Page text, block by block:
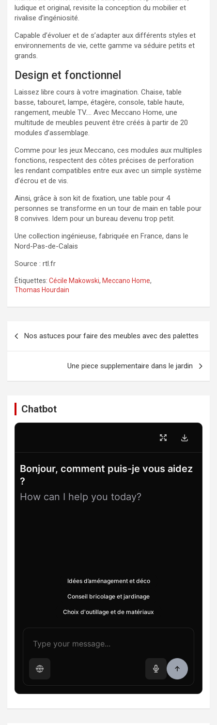
ludique et original, revisite la conception du mobilier et
rivalise d’ingéniosité.
Capable d’évoluer et de s’adapter aux différents styles et
environnements de vie, cette gamme va séduire petits et
grands.
Design et fonctionnel
Laissez libre cours à votre imagination. Chaise, table
basse, tabouret, lampe, étagère, console, table haute,
rangement, meuble TV…. Avec Meccano Home, une
multitude de meubles peuvent être créés à partir de 20
modules d’assemblage.
Comme pour les jeux Meccano, ces modules aux multiples
fonctions, respectent des côtes précises de perforation
les rendant compatibles entre eux avec un simple système
d’écrou et de vis.
Ainsi, grâce à son kit de fixation, une table pour 4
personnes se transforme en un tour de main en table pour
8 convives. Idem pour un bureau devenu trop petit.
Une collection ingénieuse, fabriquée en France, dans le
Nord-Pas-de-Calais
Source : rtl.fr
Étiquettes: Cécile Makowski, Meccano Home,
Thomas Hourdain
Nos astuces pour faire des meubles avec des palettes
Une piece supplementaire dans le jardin
Chatbot
Bonjour, comment puis-je vous aidez
?
How can I help you today?
Idées d’aménagement et déco
Conseil bricolage et jardinage
Choix d'outillage et de matériaux